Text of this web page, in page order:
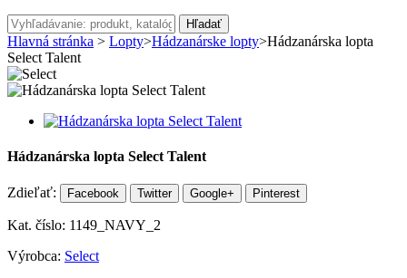
Hľadať
Hlavná stránka > Lopty>Hádzanárske lopty>Hádzanárska lopta
Select Talent
Hádzanárska lopta Select Talent
Zdieľať: Facebook Twitter Google+ Pinterest
Kat. číslo: 1149_NAVY_2
Výrobca: Select